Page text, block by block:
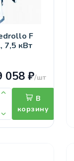
F
7,5 кВт
058 ₽/шт
В
корзину